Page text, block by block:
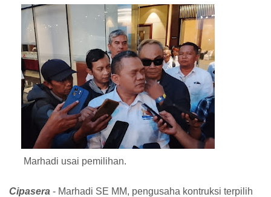
Marhadi usai pemilihan.
Cipasera - Marhadi SE MM, pengusaha kontruksi terpilih